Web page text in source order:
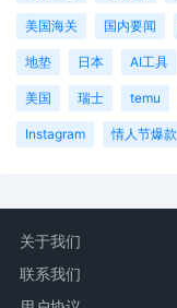
美国海关 国内要闻
地垫 日本 AI工具
美国 瑞士 temu
Instagram 情人节爆款
关于我们
联系我们